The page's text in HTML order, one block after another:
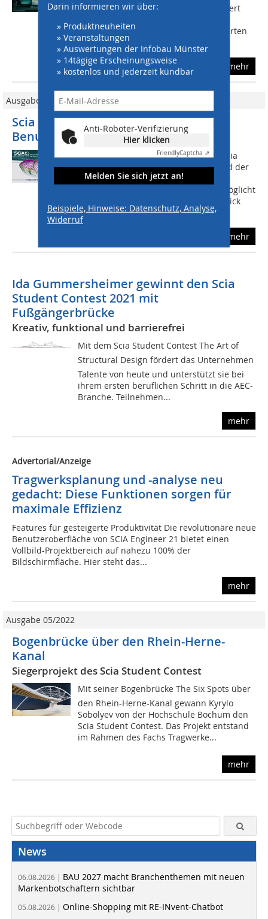
Darin informieren wir über:
» Produktneuheiten
» Veranstaltungen
» Auswertungen der Infobau Münster
» 14tägige Erscheinungsweise
» kostenlos und jederzeit kündbar
Anti-Roboter-Verifizierung
Hier klicken
FriendlyCaptcha ⇗
Melden Sie sich jetzt an!
Beispiele, Hinweise: Datenschutz, Analyse,
Widerruf
Tragwerksplanungs-Software kombiniert
Analysesoftware mit einer neu definierten
und...
mehr
Ausgabe 11-12/2022
Scia Engineer 22: verbesserte
Benutzerfreundlichkeit
www.scia.net Der Schwerpunkt von Scia
Engineer 22 liegt auf Scia-Kunden und der
Vereinfachung ihrer täglichen
Arbeitsabläufe. Die neue Version ermöglicht
den Anwendern einen besseren Einblick
in...
mehr
Ida Gummersheimer gewinnt den Scia
Student Contest 2021 mit
Fußgängerbrücke
Kreativ, funktional und barrierefrei
Mit dem Scia Student Contest The Art of
Structural Design fördert das Unternehmen
Talente von heute und unterstützt sie bei
ihrem ersten beruflichen Schritt in die AEC-
Branche. Teilnehmen...
mehr
Advertorial/Anzeige
Tragwerksplanung und -analyse neu
gedacht: Diese Funktionen sorgen für
maximale Effizienz
Features für gesteigerte Produktivität Die revolutionäre neue
Benutzeroberfläche von SCIA Engineer 21 bietet einen
Vollbild-Projektbereich auf nahezu 100% der
Bildschirmfläche. Hier steht das...
mehr
Ausgabe 05/2022
Bogenbrücke über den Rhein-Herne-
Kanal
Siegerprojekt des Scia Student Contest
Mit seiner Bogenbrücke The Six Spots über
den Rhein-Herne-Kanal gewann Kyrylo
Sobolyev von der Hochschule Bochum den
Scia Student Contest. Das Projekt entstand
im Rahmen des Fachs Tragwerke...
mehr
News
06.08.2026 | BAU 2027 macht Branchenthemen mit neuen
Markenbotschaftern sichtbar
05.08.2026 | Online-Shopping mit RE-INvent-Chatbot